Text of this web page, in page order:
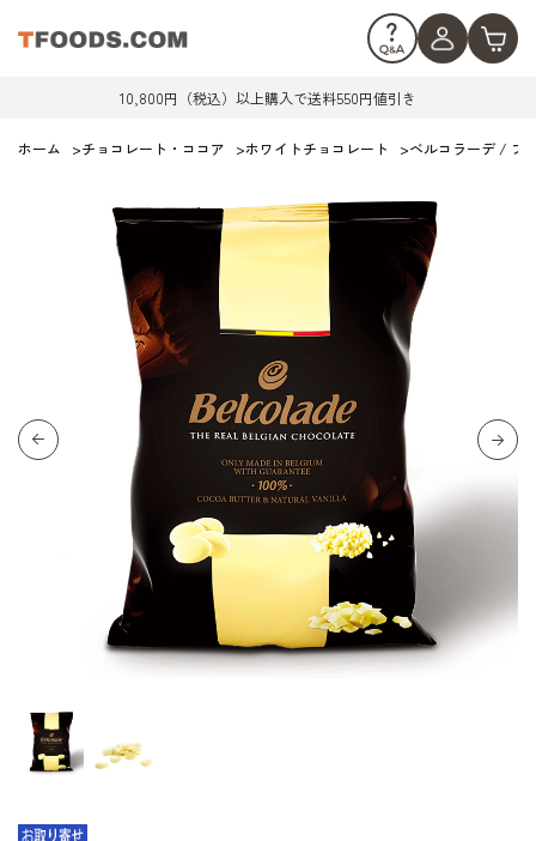
10,800円（税込）以上購入で送料550円値引き
ホーム >チョコレート・ココア >ホワイトチョコレート >ベルコラーデ / ブ